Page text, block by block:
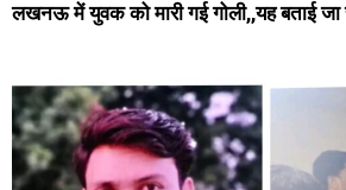
लखनऊ में युवक को मारी गई गोली,,यह बताई जा